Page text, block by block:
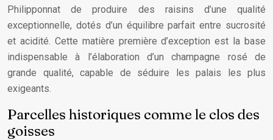
Philipponnat de produire des raisins d’une qualité
exceptionnelle, dotés d’un équilibre parfait entre sucrosité
et acidité. Cette matière première d’exception est la base
indispensable à l’élaboration d’un champagne rosé de
grande qualité, capable de séduire les palais les plus
exigeants.
Parcelles historiques comme le clos des
goisses